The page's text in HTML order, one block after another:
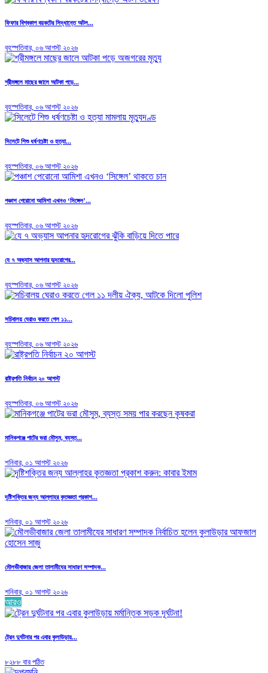
ফিফার বিশ্বকাপ বয়কটের সিদ্ধান্তে অটল...
বৃহস্পতিবার, ০৬ আগস্ট ২০২৬
শ্রীমঙ্গলে মাছের জালে আটকা পড়ে...
বৃহস্পতিবার, ০৬ আগস্ট ২০২৬
সিলেটে শিশু ধর্ষণচেষ্টা ও হত্যা...
বৃহস্পতিবার, ০৬ আগস্ট ২০২৬
পঞ্চাশ পেরোনো আমিশা এখনও ‘সিঙ্গেল’...
বৃহস্পতিবার, ০৬ আগস্ট ২০২৬
যে ৭ অভ্যাস আপনার হৃদরোগের...
বৃহস্পতিবার, ০৬ আগস্ট ২০২৬
সচিবালয় ঘেরাও করতে গেল ১১...
বৃহস্পতিবার, ০৬ আগস্ট ২০২৬
রাষ্ট্রপতি নির্বাচন ২০ আগস্ট
বৃহস্পতিবার, ০৬ আগস্ট ২০২৬
মানিকগঞ্জে পাটের ভরা মৌসুম, ব্যস্ত...
শনিবার, ০১ আগস্ট ২০২৬
দৃষ্টিশক্তির জন্য আল্লাহর কৃতজ্ঞতা প্রকাশ...
শনিবার, ০১ আগস্ট ২০২৬
মৌলভীবাজার জেলা তালামীযের সাধারণ সম্পাদক...
শনিবার, ০১ আগস্ট ২০২৬
আরও
ট্রেন দুর্ঘটনার পর এবার কুলাউড়ায়...
৮২৮৮ বার পঠিত